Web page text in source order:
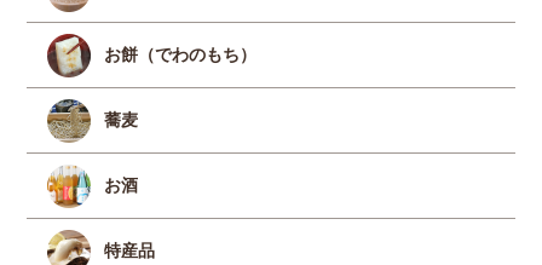
お餅（でわのもち）
蕎麦
お酒
特産品